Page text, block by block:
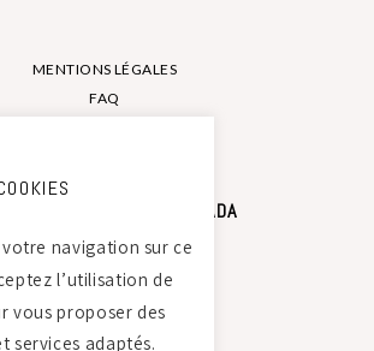
PHOTO CAMILLE SAADA
Atelier Tierdam
121 La Baumondière
44240 Sucé-sur-Erdre
MENTIONS LÉGALES
FAQ
navigation sur ce
l’utilisation de
vous proposer des
services adaptés.